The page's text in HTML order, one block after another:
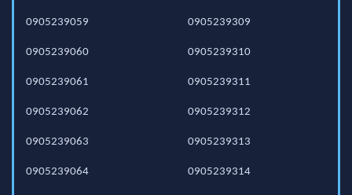
0905239059
0905239060
0905239061
0905239062
0905239063
0905239064
0905239309
0905239310
0905239311
0905239312
0905239313
0905239314